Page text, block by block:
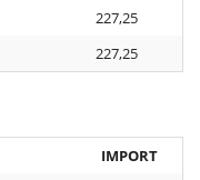
227,25
227,25
IMPORT